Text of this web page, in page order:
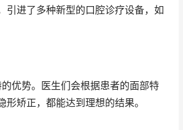
引进了多种新型的口腔诊疗设备，如
矫正，都能达到理想的结果。